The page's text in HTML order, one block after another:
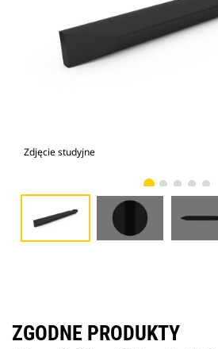
Zdjęcie studyjne
ZGODNE PRODUKTY